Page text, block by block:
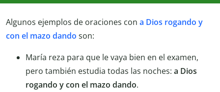
Algunos ejemplos de oraciones con a Dios rogando y
con el mazo dando son:
María reza para que le vaya bien en el examen,
pero también estudia todas las noches: a Dios
rogando y con el mazo dando.